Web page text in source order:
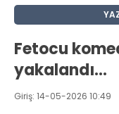
Fetocu
yakalandı…
Giriş: 14-05-2026 10:49